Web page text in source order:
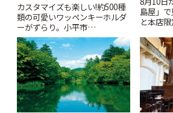
カスタマイズも楽しい!約500種
類の可愛いワッペンキーホルダ
ーがずらり。小平市
「Kimamaya T&K」 | ことりっ
ぷ
島屋」
と本店